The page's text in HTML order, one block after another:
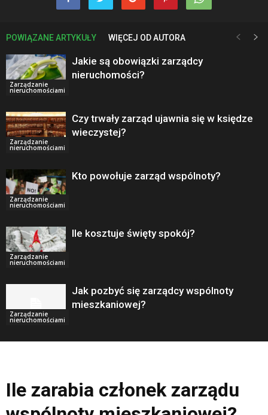
POWIĄZANE ARTYKUŁY WIĘCEJ OD AUTORA
Zarządzanie
nieruchomościami
Jakie są obowiązki zarządcy
nieruchomości?
Zarządzanie
nieruchomościami
Czy trwały zarząd ujawnia się w księdze
wieczystej?
Zarządzanie
nieruchomościami
Kto powołuje zarząd wspólnoty?
Zarządzanie
nieruchomościami
Ile kosztuje święty spokój?
Zarządzanie
nieruchomościami
Jak pozbyć się zarządcy wspólnoty
mieszkaniowej?
Ile zarabia członek zarządu